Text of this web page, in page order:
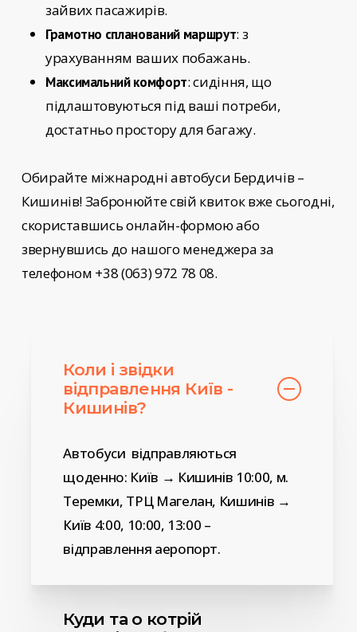
зайвих пасажирів.
Грамотно спланований маршрут: з
урахуванням ваших побажань.
Максимальний комфорт: сидіння, що
підлаштовуються під ваші потреби,
достатньо простору для багажу.
Обирайте міжнародні автобуси Бердичів –
Кишинів!Забронюйте свій квиток вже сьогодні,
скориставшись онлайн-формою або
звернувшись до нашого менеджера за
телефоном +38 (063) 972 78 08.
Коли і звідки
відправлення Київ -
Кишинів?
Автобуси відправляються
щоденно: Київ → Кишинів 10:00, м.
Теремки, ТРЦ Магелан, Кишинів →
Київ 4:00, 10:00, 13:00 –
відправлення аеропорт.
Куди та о котрій